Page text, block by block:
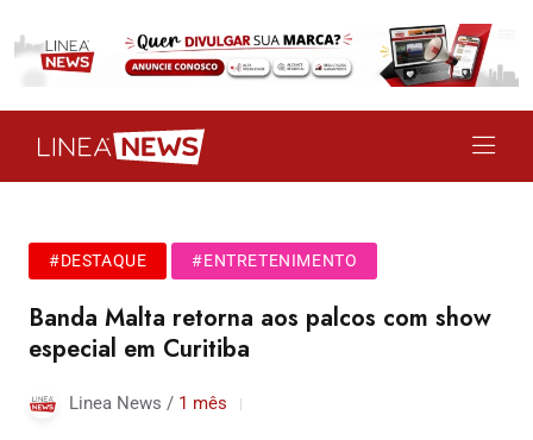
#DESTAQUE #ENTRETENIMENTO
Banda Malta retorna aos palcos com show
especial em Curitiba
Linea News / 1 mês